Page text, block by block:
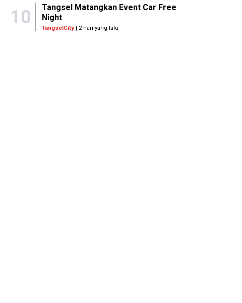
10
Tangsel Matangkan Event Car Free
Night
TangselCity| 2 hari yang lalu